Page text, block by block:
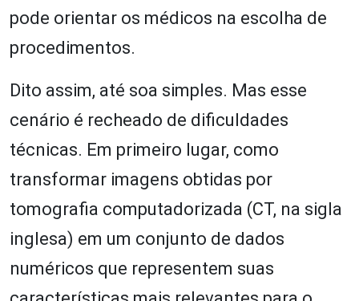
pode orientar os médicos na escolha de
procedimentos.
Dito assim, até soa simples. Mas esse
cenário é recheado de dificuldades
técnicas. Em primeiro lugar, como
transformar imagens obtidas por
tomografia computadorizada (CT, na sigla
inglesa) em um conjunto de dados
numéricos que representem suas